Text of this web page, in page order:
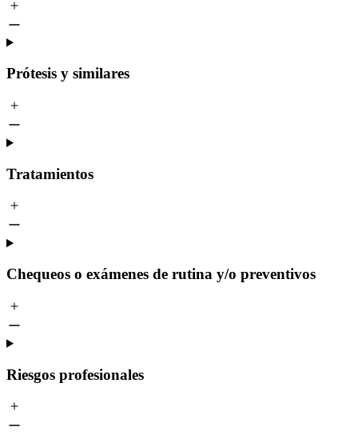
Prótesis y similares
Tratamientos
Chequeos o exámenes de rutina y/o preventivos
Riesgos profesionales